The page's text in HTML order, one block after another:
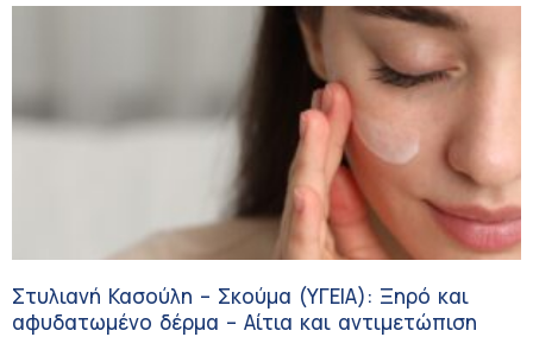
Στυλιανή Κασούλη – Σκούμα (ΥΓΕΙΑ): Ξηρό και
αφυδατωμένο δέρμα – Αίτια και αντιμετώπιση